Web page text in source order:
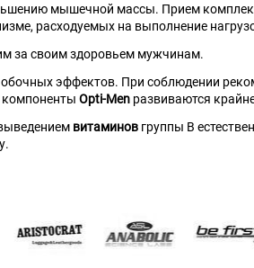
мышечной массы. Прием
расходуемых на выполнение
за своим здоровьем мужчинам.
эффектов. При соблюдении
компоненты Opti-Men развиваются
витаминов группы B